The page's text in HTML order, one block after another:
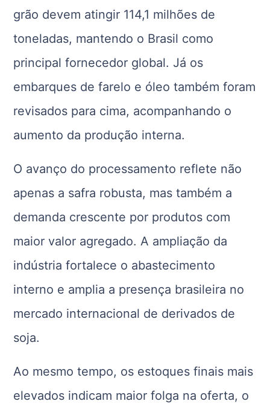
grão devem atingir 114,1 milhões de
toneladas, mantendo o Brasil como
principal fornecedor global. Já os
embarques de farelo e óleo também foram
revisados para cima, acompanhando o
aumento da produção interna.
O avanço do processamento reflete não
apenas a safra robusta, mas também a
demanda crescente por produtos com
maior valor agregado. A ampliação da
indústria fortalece o abastecimento
interno e amplia a presença brasileira no
mercado internacional de derivados de
soja.
Ao mesmo tempo, os estoques finais mais
elevados indicam maior folga na oferta, o